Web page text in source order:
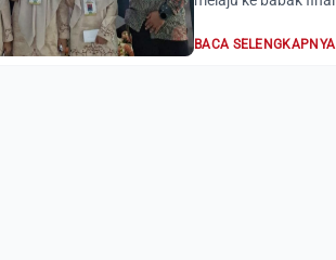
BACA SELENGKAPNYA